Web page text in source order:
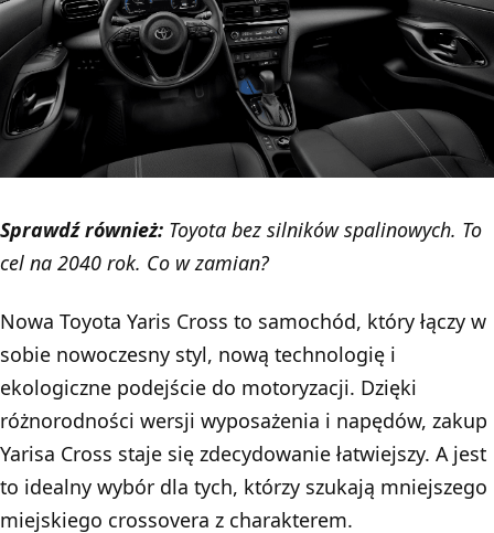
Sprawdź również: Toyota bez silników spalinowych. To
cel na 2040 rok. Co w zamian?
Nowa Toyota Yaris Cross to samochód, który łączy w
sobie nowoczesny styl, nową technologię i
ekologiczne podejście do motoryzacji. Dzięki
różnorodności wersji wyposażenia i napędów, zakup
Yarisa Cross staje się zdecydowanie łatwiejszy. A jest
to idealny wybór dla tych, którzy szukają mniejszego
miejskiego crossovera z charakterem.